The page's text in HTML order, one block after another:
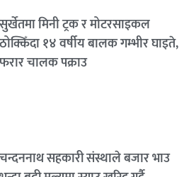
मिनी ट्रक र मोटरसाइकल
१४ वर्षीय बालक गम्भीर घाइते,
चालक पक्राउ
सहकारी संस्थाले बजार भाउ